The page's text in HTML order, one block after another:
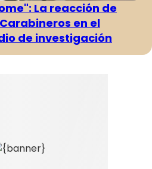
La reacción de
en el
de investigación